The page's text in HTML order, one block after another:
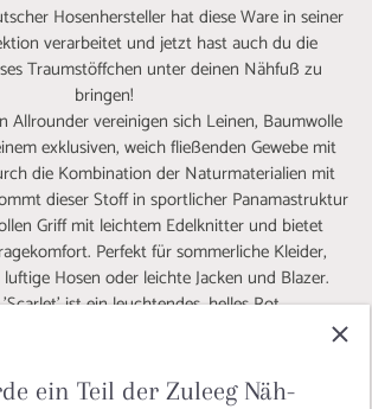
Hosenhersteller hat diese Ware in seiner
verarbeitet und jetzt hast auch du die
Traumstöffchen unter deinen Nähfuß zu
bringen!
Allrounder vereinigen sich Leinen, Baumwolle
exklusiven, weich fließenden Gewebe mit
die Kombination der Naturmaterialien mit
dieser Stoff in sportlicher Panamastruktur
Griff mit leichtem Edelknitter und bietet
Perfekt für sommerliche Kleider,
Hosen oder leichte Jacken und Blazer.
ist ein leuchtendes, helles Rot.
soften Stofftraum einmal gefühlt, kommt man
ein Teil der Zuleeg Näh-